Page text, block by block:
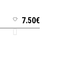
7.50€